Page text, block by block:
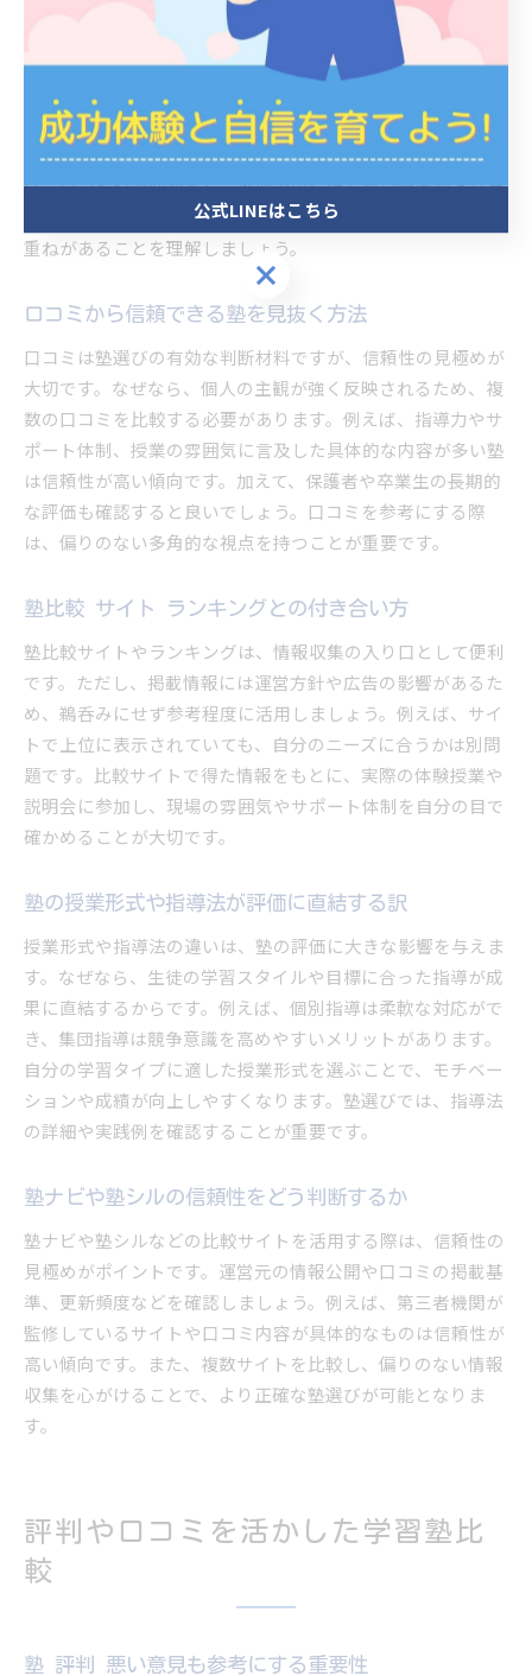
塾の評判が安定している理由と特徴
安定した評判を持つ塾には、長年積み重ねてきた信頼と成果
があります。これは、継続的な指導改善や講師育成、保護者
との密な連携が理由です。例えば、定期的な研修を受けた講
師陣や、柔軟なカリキュラム対応が特徴的です。こうした塾
は、口コミや紹介が多く、地域での信頼も厚い傾向がありま
す。安定した評判の背景には、地道な取り組みと成果の積み
重ねがあることを理解しましょう。
口コミから信頼できる塾を見抜く方法
口コミは塾選びの有効な判断材料ですが、信頼性の見極めが
大切です。なぜなら、個人の主観が強く反映されるため、複
数の口コミを比較する必要があります。例えば、指導力やサ
ポート体制、授業の雰囲気に言及した具体的な内容が多い塾
は信頼性が高い傾向です。加えて、保護者や卒業生の長期的
な評価も確認すると良いでしょう。口コミを参考にする際
は、偏りのない多角的な視点を持つことが重要です。
塾比較 サイト ランキングとの付き合い方
塾比較サイトやランキングは、情報収集の入り口として便利
です。ただし、掲載情報には運営方針や広告の影響があるた
め、鵜呑みにせず参考程度に活用しましょう。例えば、サイ
トで上位に表示されていても、自分のニーズに合うかは別問
題です。比較サイトで得た情報をもとに、実際の体験授業や
説明会に参加し、現場の雰囲気やサポート体制を自分の目で
確かめることが大切です。
塾の授業形式や指導法が評価に直結する訳
授業形式や指導法の違いは、塾の評価に大きな影響を与えま
す。なぜなら、生徒の学習スタイルや目標に合った指導が成
果に直結するからです。例えば、個別指導は柔軟な対応がで
き、集団指導は競争意識を高めやすいメリットがあります。
自分の学習タイプに適した授業形式を選ぶことで、モチベー
ションや成績が向上しやすくなります。塾選びでは、指導法
の詳細や実践例を確認することが重要です。
塾ナビや塾シルの信頼性をどう判断するか
塾ナビや塾シルなどの比較サイトを活用する際は、信頼性の
見極めがポイントです。運営元の情報公開や口コミの掲載基
準、更新頻度などを確認しましょう。例えば、第三者機関が
監修しているサイトや口コミ内容が具体的なものは信頼性が
高い傾向です。また、複数サイトを比較し、偏りのない情報
収集を心がけることで、より正確な塾選びが可能となりま
す。
評判や口コミを活かした学習塾比
較
塾 評判 悪い意見も参考にする重要性
公式LINEはこちら
公式LINEはこちら